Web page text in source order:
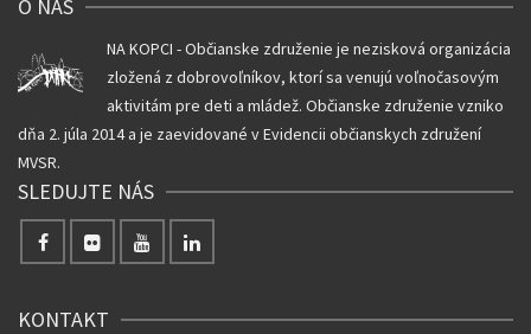
O NÁS
NA KOPCI - Občianske združenie je nezisková organizácia
zložená z dobrovoľníkov, ktorí sa venujú voľnočasovým
aktivitám pre deti a mládež. Občianske združenie vzniko
dňa 2. júla 2014 a je zaevidované v Evidencii občianskych združení
MVSR.
SLEDUJTE NÁS
KONTAKT